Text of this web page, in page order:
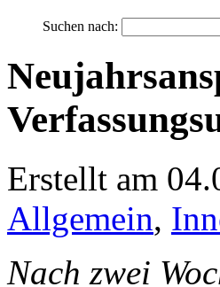
Suchen nach:
Erstellt am
Allgemein,
Nach zwei